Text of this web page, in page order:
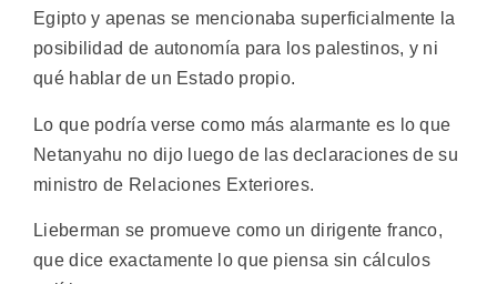
Egipto y apenas se mencionaba superficialmente la
posibilidad de autonomía para los palestinos, y ni
qué hablar de un Estado propio.
Lo que podría verse como más alarmante es lo que
Netanyahu no dijo luego de las declaraciones de su
ministro de Relaciones Exteriores.
Lieberman se promueve como un dirigente franco,
que dice exactamente lo que piensa sin cálculos